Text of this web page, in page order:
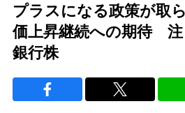
プラスになる政策が取
価上昇継続への期待 注
銀行株